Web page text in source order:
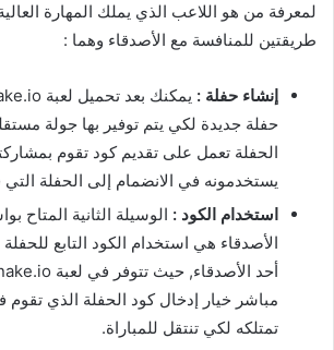
لمعرفة من هو اللاعب الذي يملك المهارة
طريقتين للمنافسة مع الأصدقاء وهما :
إنشاء حفلة :
حفلة جديدة لكي يتم توفير بها جولة
الحفلة تعمل على تقديم كود تقوم
يستخدمونه في الانضمام إلى الحفلة التي
استخدام الكود : الوسيلة الثانية المتاح
الأصدقاء هي استخدام الكود التابع للحفلة
مباشر خيار إدخال كود الحفلة الذي تقوم
تمتلكه لكي تنتقل للمباراة.